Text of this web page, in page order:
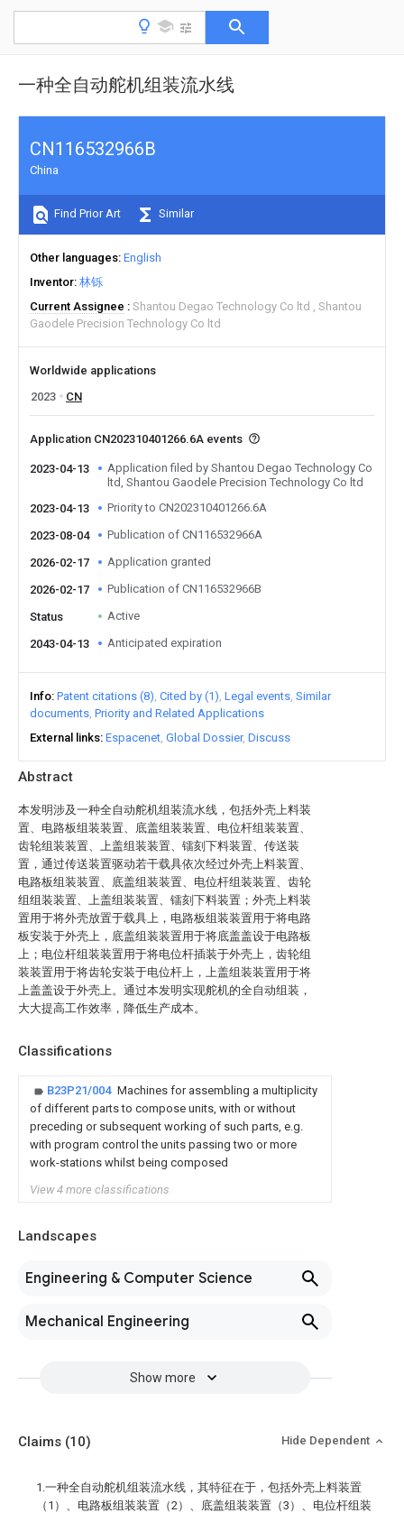
一种全自动舵机组装流水线
Abstract
本发明涉及一种全自动舵机组装流水线，包括外壳上料装
置、电路板组装装置、底盖组装装置、电位杆组装装置、
齿轮组装装置、上盖组装装置、镭刻下料装置、传送装
置，通过传送装置驱动若干载具依次经过外壳上料装置、
电路板组装装置、底盖组装装置、电位杆组装装置、齿轮
组组装装置、上盖组装装置、镭刻下料装置；外壳上料装
置用于将外壳放置于载具上，电路板组装装置用于将电路
板安装于外壳上，底盖组装装置用于将底盖盖设于电路板
上；电位杆组装装置用于将电位杆插装于外壳上，齿轮组
装装置用于将齿轮安装于电位杆上，上盖组装装置用于将
上盖盖设于外壳上。通过本发明实现舵机的全自动组装，
大大提高工作效率，降低生产成本。
Classifications
B23P21/004 Machines for assembling a multiplicity
of different parts to compose units, with or without
preceding or subsequent working of such parts, e.g.
with program control the units passing two or more
work-stations whilst being composed
View 4 more classifications
Landscapes
Engineering & Computer Science
Mechanical Engineering
Show more
CN116532966B
China
Find Prior Art Similar
Other languages English
Inventor 林铄
Current Assignee
Shantou Degao Technology Co ltd
Shantou
Gaodele Precision Technology Co ltd
Worldwide applications
2023
CN
Application CN202310401266.6A events
2023-04-13
Application filed by Shantou Degao Technology Co
ltd, Shantou Gaodele Precision Technology Co ltd
2023-04-13
Priority to CN202310401266.6A
2023-08-04 Publication of CN116532966A
2026-02-17 Application granted
2026-02-17 Publication of CN116532966B
Status Active
2043-04-13 Anticipated expiration
Info Patent citations (8) Cited by (1) Legal events Similar
documents Priority and Related Applications
External links Espacenet Global Dossier Discuss
Claims (10) Hide Dependent
1.一种全自动舵机组装流水线，其特征在于，包括外壳上料装置
（1）、电路板组装装置（2）、底盖组装装置（3）、电位杆组装